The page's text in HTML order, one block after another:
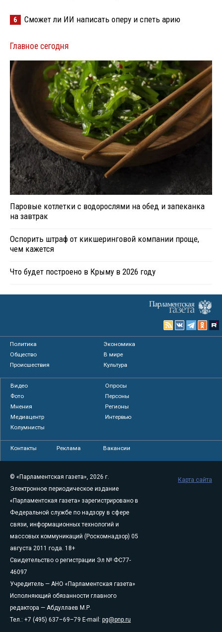
6 Сможет ли ИИ написать оперу и спеть арию
Главное сегодня
Паровые котлетки с водорослями на обед и запеканка
на завтрак
Оспорить штраф от кикшеринговой компании проще,
чем кажется
Что будет построено в Крыму в 2026 году
Политика
Экономика
Общество
В мире
Происшествия
Культура
Видео
Опросы
Фото
Персоны
Мнения
Регионы
Медиацентр
Интервью
Колумнисты
Контакты Реклама Вакансии
© «Парламентская газета», 2026 г.
Электронное периодическое издание
«Парламентская газета» зарегистрировано в
Федеральной службе по надзору в сфере
связи, информационных технологий и
массовых коммуникаций (Роскомнадзор) 05
августа 2011 года. 18+
Свидетельство о регистрации Эл № ФС77-
46097
Учредитель — АНО «Парламентская газета»
Исполняющий обязанности главного
редактора — Абдуллаев М.Р.
Тел.: +7 (495) 637–69–79 E-mail: pg@pnp.ru
Карта сайта